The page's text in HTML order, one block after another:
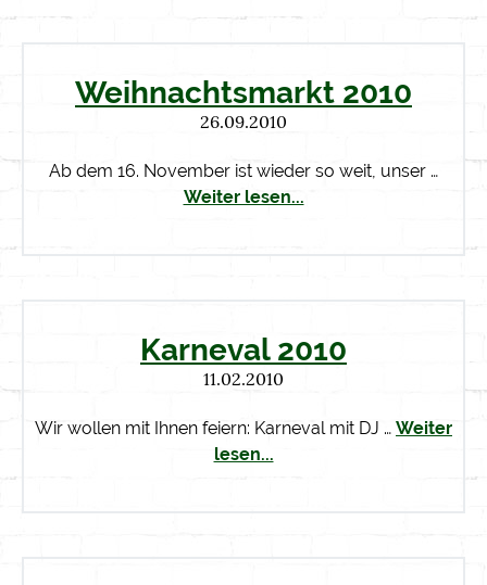
Weihnachtsmarkt 2010
26.09.2010
Ab dem 16. November ist wieder so weit, unser …
Weiter lesen...
Karneval 2010
11.02.2010
Wir wollen mit Ihnen feiern: Karneval mit DJ … Weiter
lesen...